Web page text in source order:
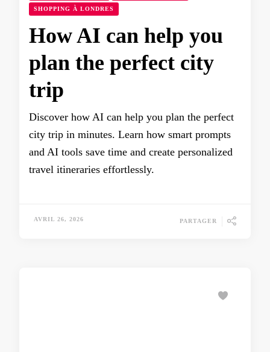
SHOPPING À LONDRES
How AI can help you
plan the perfect city
trip
Discover how AI can help you plan the perfect
city trip in minutes. Learn how smart prompts
and AI tools save time and create personalized
travel itineraries effortlessly.
AVRIL 26, 2026 PARTAGER